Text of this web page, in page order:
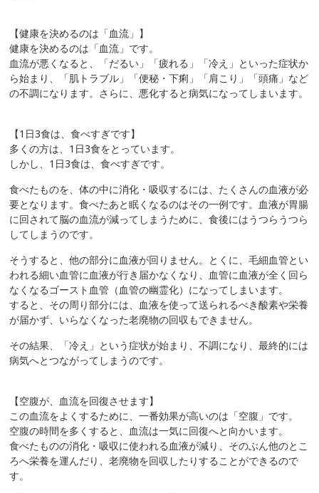
【健康を決めるのは「血流」】
健康を決めるのは「血流」です。
血流が悪くなると、「だるい」「疲れる」「冷え」といった症状か
ら始まり、「肌トラブル」「便秘・下痢」「肩こり」「頭痛」など
の不調になります。さらに、悪化すると病気になってしまいます。
【1日3食は、食べすぎです】
多くの方は、1日3食をとっています。
しかし、1日3食は、食べすぎです。
食べたものを、体の中に消化・吸収するには、たくさんの血液が必
要となります。食べたあと眠くなるのはその一例です。血液が胃腸
に回されて脳の血流が減ってしまうために、食後にはうつらうつら
してしまうのです。
そうすると、他の部分に血液が回りません。とくに、毛細血管とい
われる細い血管に血液が行き届かなくなり、血管に血液が全く回ら
なくなるゴースト血管（血管の幽霊化）になってしまいます。
すると、その周り部分には、血液を使って送られるべき酸素や栄養
が届かず、いらなくなった老廃物の回収もできません。
その結果、「冷え」という症状が始まり、不調になり、最終的には
病気へとつながってしまうのです。
【空腹が、血流を回復させます】
この血流をよくするために、一番効果が高いのは「空腹」です。
空腹の時間を多くすると、血流は一気に回復へと向かいます。
食べたものの消化・吸収に使われる血液が減り、そのぶん他のとこ
ろへ栄養を運んだり、老廃物を回収したりすることができるので
す。